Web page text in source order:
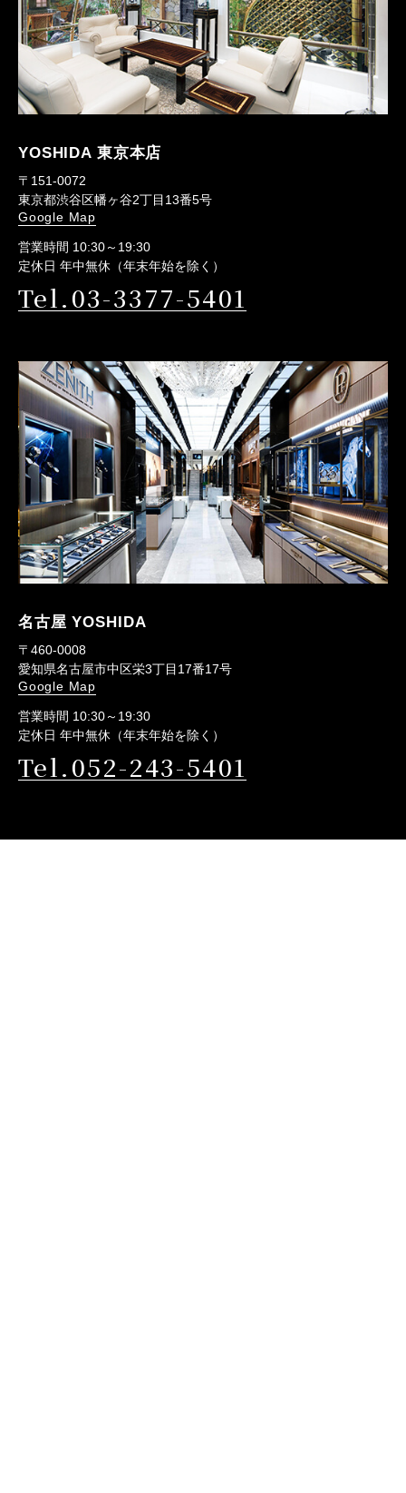
YOSHIDA 東京本店
〒151-0072
東京都渋谷区幡ヶ谷2丁目13番5号
Google Map
営業時間 10:30～19:30
定休日 年中無休（年末年始を除く）
Tel.03-3377-5401
名古屋 YOSHIDA
〒460-0008
愛知県名古屋市中区栄3丁目17番17号
Google Map
営業時間 10:30～19:30
定休日 年中無休（年末年始を除く）
Tel.052-243-5401